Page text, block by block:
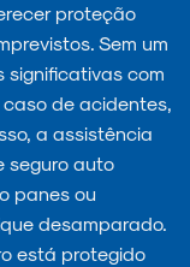
proteção
Sem um
significativas com
de acidentes,
a assistência
seguro auto
panes ou
desamparado.
está protegido